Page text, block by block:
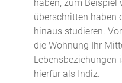
haben, zum Beispiel
überschritten haben
hinaus studieren.
die Wohnung Ihr
hierfür als Indiz.